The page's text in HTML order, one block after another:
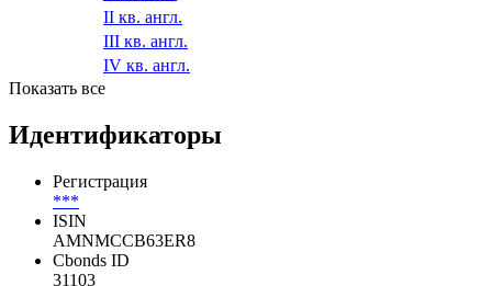
II кв. англ.
III кв. англ.
IV кв. англ.
Показать все
Идентификаторы
Регистрация
***
ISIN
AMNMCCB63ER8
Cbonds ID
31103